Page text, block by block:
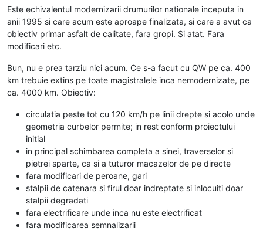
Este echivalentul modernizarii drumurilor nationale inceputa in
anii 1995 si care acum este aproape finalizata, si care a avut ca
obiectiv primar asfalt de calitate, fara gropi. Si atat. Fara
modificari etc.
Bun, nu e prea tarziu nici acum. Ce s-a facut cu QW pe ca. 400
km trebuie extins pe toate magistralele inca nemodernizate, pe
ca. 4000 km. Obiectiv:
circulatia peste tot cu 120 km/h pe linii drepte si acolo unde
geometria curbelor permite; in rest conform proiectului
initial
in principal schimbarea completa a sinei, traverselor si
pietrei sparte, ca si a tuturor macazelor de pe directe
fara modificari de peroane, gari
stalpii de catenara si firul doar indreptate si inlocuiti doar
stalpii degradati
fara electrificare unde inca nu este electrificat
fara modificarea semnalizarii